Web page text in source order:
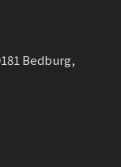
Estas
la
Bedburg,